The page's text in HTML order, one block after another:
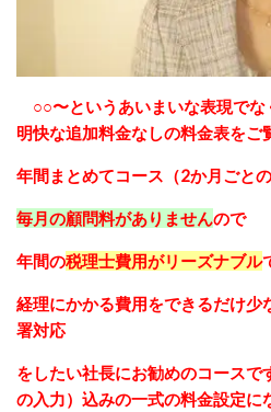
○○〜というあいまいな表現でな
明快な追加料金なしの料金表をご
年間まとめてコース（2か月ごとの
毎月の顧問料がありませんので
年間の税理士費用がリーズナブル
経理にかかる費用をできるだけ少
署対応
をしたい社長にお勧めのコースで
の入力）込みの一式の料金設定に